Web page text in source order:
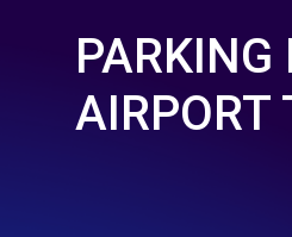
PARKING
AIRPORT